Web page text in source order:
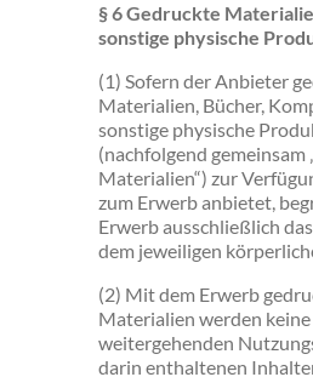
§ 6 Gedruckte
sonstige physische
(1) Sofern der Anbieter
Materialien, Bücher,
sonstige physische
(nachfolgend gemeinsam
Materialien“) zur
zum Erwerb anbietet,
Erwerb ausschließlich
dem jeweiligen
(2) Mit dem Erwerb
Materialien werden keine
weitergehenden
darin enthaltenen